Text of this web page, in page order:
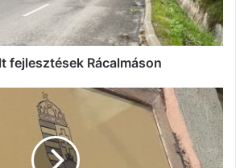
fejlesztések Rácalmáson